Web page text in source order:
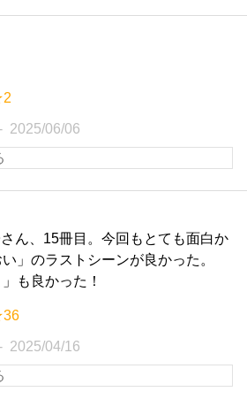
2025/06/06
ん、15冊目。今回もとても面白か
」のラストシーンが良かった。
も良かった！
2025/04/16